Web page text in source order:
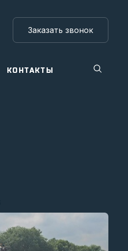
Заказать звонок
КОНТАКТЫ